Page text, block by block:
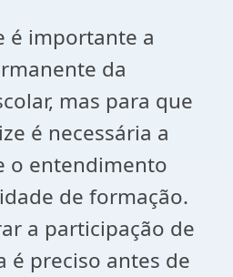
é importante a
da
mas para que
é necessária a
o entendimento
de formação.
a participação de
é preciso antes de